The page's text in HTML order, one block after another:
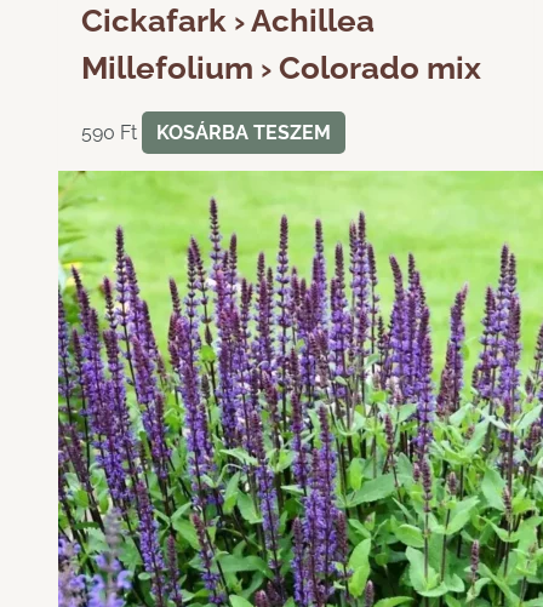
Cickafark › Achillea
Millefolium › Colorado mix
590 Ft KOSÁRBA TESZEM